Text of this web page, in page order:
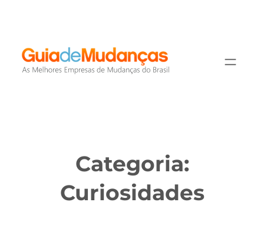
conteúdo
Categoria:
Curiosidades